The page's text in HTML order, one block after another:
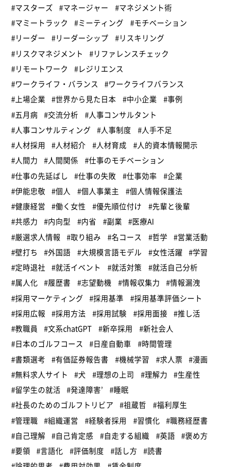
#マスターズ
#マネージャー
#マネジメント術
#マミートラック
#ミーティング
#モチベーション
#リーダー
#リーダーシップ #リスキリング
#リスクマネジメント
#リファレンスチェック
#リモートワーク
#レジリエンス
#ワークライフ・バランス
#ワークライフバランス
#上場企業
#世界から見た日本 #中小企業
#事例
#五月病
#交流分析
#人事コンサルタント
#人事コンサルティング
#人事制度
#人手不足
#人材採用
#人材紹介 #人材育成
#人的資本情報開示
#人間力
#人間関係
#仕事のモチベーション
#仕事の先延ばし
#仕事の失敗 #仕事効率
#企業
#伊能忠敬
#個人 #個人事業主
#個人情報保護法
#健康経営
#働く女性 #優先順位付け
#先輩と後輩
#共感力
#内向型 #内省 #副業 #医療AI
#厳選求人情報
#取り組み #名コース #哲学 #営業活動
#壁打ち
#外国語 #大規模言語モデル #女性活躍 #学習
#定時退社
#就活イベント #就活対策
#就活自己分析
#属人化
#履歴書 #志望動機 #情報収集力 #情報漏洩
#採用マーケティング
#採用基準
#採用基準評価シート
#採用広報
#採用方法 #採用試験 #採用面接 #推し活
#教職員
#文系chatGPT #新卒採用
#新社会人
#日本のゴルフコース
#日産自動車
#時間管理
#書類選考
#有価証券報告書 #機械学習 #求人票 #漫画
#無料求人サイト
#犬 #理想の上司 #理解力 #生産性
#留学生の就活
#発達障害’
#睡眠
#社長のためのゴルフトリビア
#祖蔵哲
#福利厚生
#管理職
#組織運営 #経験者採用 #習慣化 #職務経歴書
#自己理解
#自己肯定感 #自走する組織 #英語 #褒め方
#要領
#言語化 #評価制度 #話し方 #読書